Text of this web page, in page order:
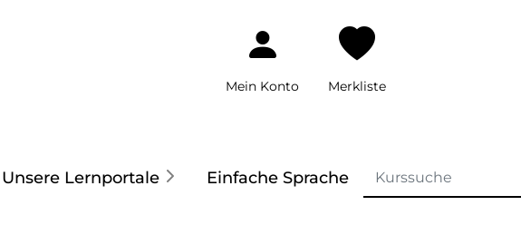
Mein Konto Merkliste
Unsere Lernportale Einfache Sprache